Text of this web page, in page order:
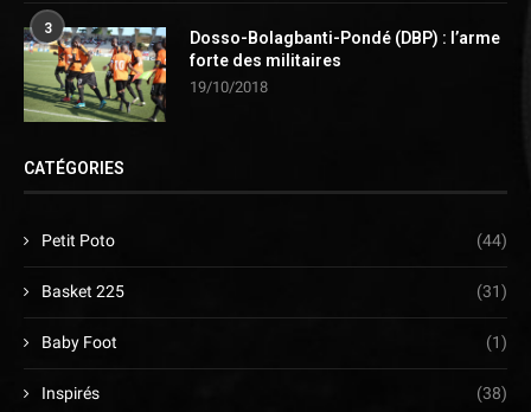
3
Dosso-Bolagbanti-Pondé (DBP) : l’arme
forte des militaires
19/10/2018
CATÉGORIES
Petit Poto (44)
Basket 225 (31)
Baby Foot (1)
Inspirés (38)